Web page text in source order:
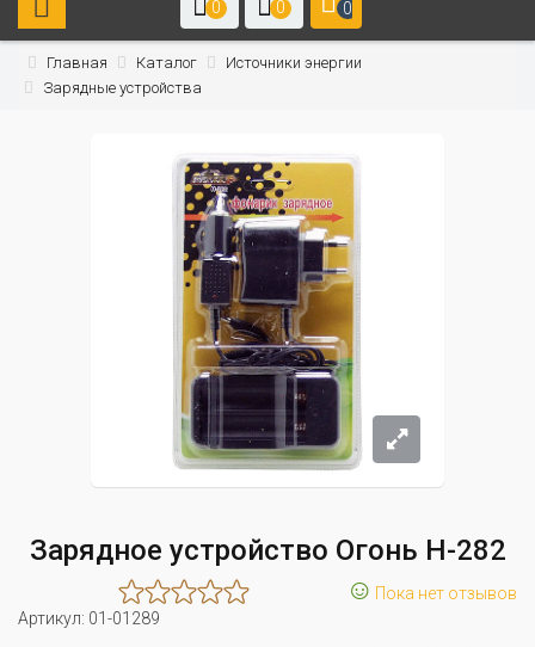
0 0 0
Главная Каталог
Источники энергии
Зарядные устройства
Зарядное устройство Огонь H-282
☺ Пока нет отзывов
Артикул: 01-01289